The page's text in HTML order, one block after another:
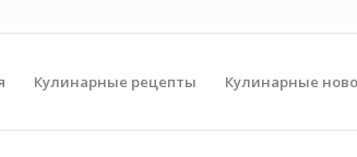
Кулинарные рецепты Кулинарные